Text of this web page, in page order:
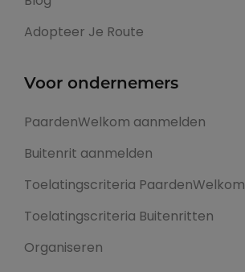
Adopteer Je Route
Voor ondernemers
PaardenWelkom aanmelden
Buitenrit aanmelden
Toelatingscriteria PaardenWelkom
Toelatingscriteria Buitenritten
Organiseren